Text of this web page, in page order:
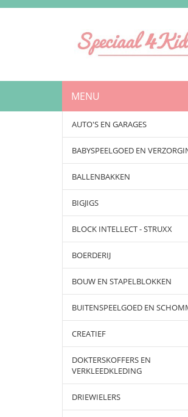
MENU
AUTO'S EN GARAGES
BABYSPEELGOED EN
BALLENBAKKEN
BIGJIGS
BLOCK INTELLECT - STRUXX
BOERDERIJ
BOUW EN STAPELBLOKKEN
BUITENSPEELGOED EN
CREATIEF
DOKTERSKOFFERS EN
VERKLEEDKLEDING
DRIEWIELERS